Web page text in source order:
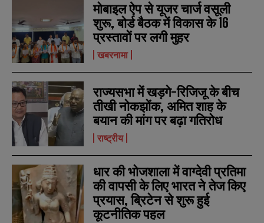
N
a
m
e
*
E
m
N
a
m
e
*
E
m
मोबाइल ऐप से यूजर चार्ज वसूली
शुरू, बोर्ड बैठक में विकास के 16
प्रस्तावों पर लगी मुहर
खबरनामा
राज्यसभा में खड़गे-रिजिजू के बीच
तीखी नोकझोंक, अमित शाह के
बयान की मांग पर बढ़ा गतिरोध
राष्ट्रीय
धार की भोजशाला में वाग्देवी प्रतिमा
की वापसी के लिए भारत ने तेज किए
प्रयास, ब्रिटेन से शुरू हुई
कूटनीतिक पहल